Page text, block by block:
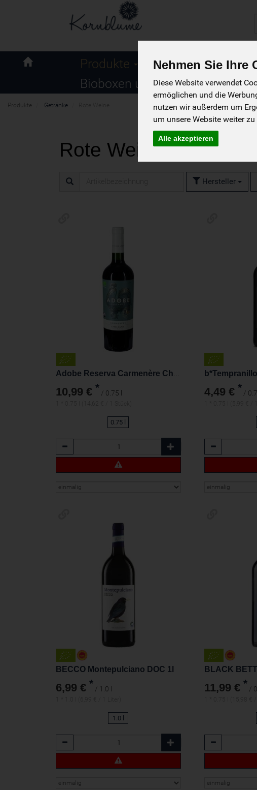
Nehmen Sie Ihre
Diese Website verwendet
ermöglichen und die
nutzen wir außerdem um
um unsere Website weiter
Alle akzeptieren
Naturkost
Produkte
Bioboxen und Angebote
So
Produkte Getränke
Rote Weine
Hersteller
10,99 € * / 0.75 l
0.75 l
4,49 € * /
BECCO Montepulciano DOC 1l
6,99 € * / 1.0 l
1.0 l
BLACK
11,99 € * /